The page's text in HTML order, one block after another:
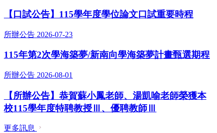
【口試公告】115學年度學位論文口試重要時程
所辦公告 2026-07-23
115年第2次學海築夢/新南向學海築夢計畫甄選期程
所辦公告 2026-08-01
【所辦公告】恭賀蘇小鳳老師、湯凱喻老師榮獲本
校115學年度特聘教授Ⅲ、優聘教師Ⅲ
更多訊息